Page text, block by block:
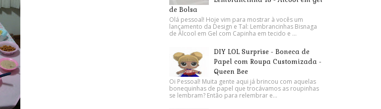
de Bolsa
Olá pessoal! Hoje vim para mostrar à vocês um
lançamento da Design e Tal: Lembrancinhas Bisnaga
de Álcool em Gel com Capinha em tecido e ...
DIY LOL Surprise - Boneca de
Papel com Roupa Customizada -
Queen Bee
Oi Pessoal! Muita gente aqui já brincou com aquelas
bonequinhas de papel que trocávamos as roupinhas
se lembram? Então para relembrar e...